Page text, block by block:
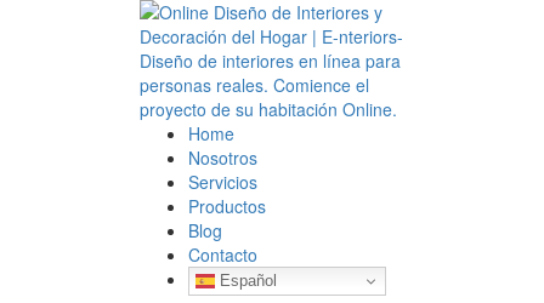
Home
Nosotros
Servicios
Productos
Blog
Contacto
Español